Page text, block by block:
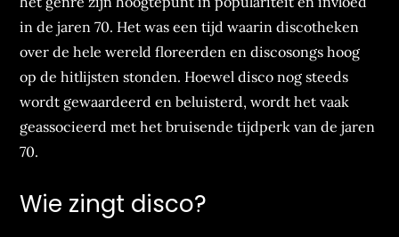
in de jaren 70. Het was een tijd waarin discotheken
over de hele wereld floreerden en discosongs hoog
op de hitlijsten stonden. Hoewel disco nog steeds
wordt gewaardeerd en beluisterd, wordt het vaak
geassocieerd met het bruisende tijdperk van de jaren
70.
Wie zingt disco?